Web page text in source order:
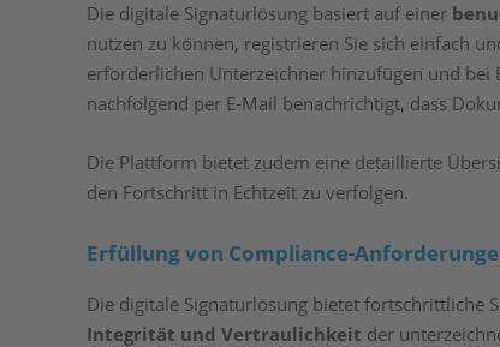
Die digitale Signaturlösung basiert auf einer
nutzen zu können, registrieren Sie sich einfach
erforderlichen Unterzeichner hinzufügen und bei
nachfolgend per E-Mail benachrichtigt, dass
Die Plattform bietet zudem eine detaillierte
den Fortschritt in Echtzeit zu verfolgen.
Erfüllung von Compliance-
Die digitale Signaturlösung bietet fortschrittliche
Integrität und Vertraulichkeit der